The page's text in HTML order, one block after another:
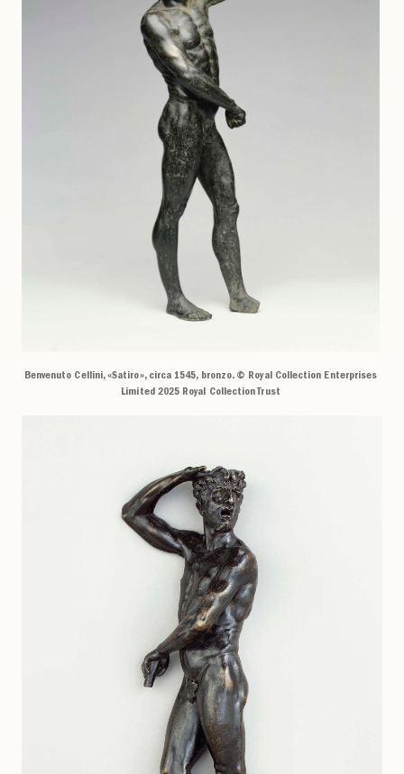
Benvenuto Cellini, «Satiro», circa 1545, bronzo. © Royal Collection Enterprises
Limited 2025 Royal Collection Trust